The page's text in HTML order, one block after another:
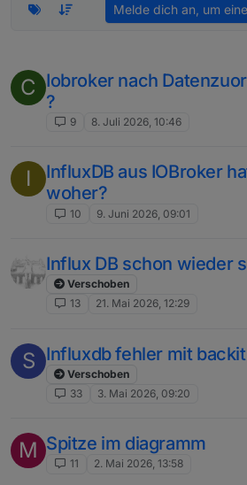
Melde dich an, um
C Iobroker nach
?
9 8. Juli 2026, 10:46
I
InfluxDB aus IOBroker
woher?
10 9. Juni 2026, 09:01
Influx DB schon wieder
Verschoben
13
21. Mai 2026, 12:29
S Influxdb fehler mit
Verschoben
33
3. Mai 2026, 09:20
M Spitze im diagramm
11 2. Mai 2026, 13:58